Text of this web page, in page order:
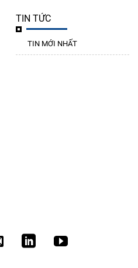
TIN TỨC
TIN MỚI NHẤT